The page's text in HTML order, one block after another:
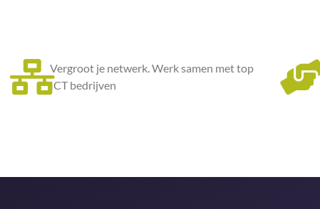
Vergroot je netwerk. Werk samen met top
ICT bedrijven